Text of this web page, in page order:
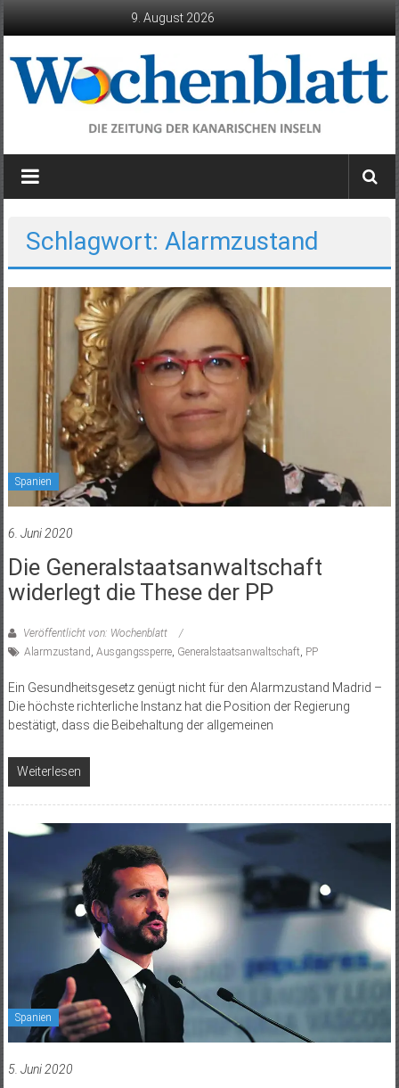
9. August 2026
Wochenblatt
die
Kanarischen
Inseln
Schlagwort: Alarmzustand
Spanien
6. Juni 2020
Die Generalstaatsanwaltschaft
widerlegt die These der PP
Veröffentlicht von: Wochenblatt
Alarmzustand Ausgangssperre, Generalstaatsanwaltschaft PP
Ein Gesundheitsgesetz genügt nicht für den Alarmzustand Madrid –
Die höchste richterliche Instanz hat die Position der Regierung
bestätigt, dass die Beibehaltung der allgemeinen
Weiterlesen
Spanien
5. Juni 2020